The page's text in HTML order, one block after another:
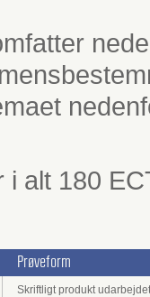
i alt 180
Prøveform
Skriftligt produkt